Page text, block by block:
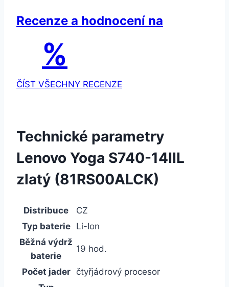
Recenze a hodnocení na
%
ČÍST VŠECHNY RECENZE
Technické parametry
Lenovo Yoga S740-14IIL
zlatý (81RS00ALCK)
Distribuce
CZ
Typ baterie
Li-Ion
Běžná výdrž
baterie
19 hod.
Počet jader
čtyřjádrový procesor